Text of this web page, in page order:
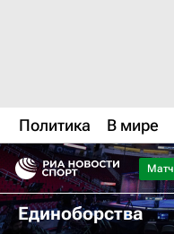
Политика В мире
Единоборства